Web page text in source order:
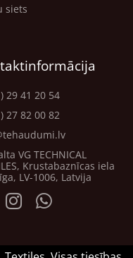
siets
29 41 20 54
27 82 00 82
VG TECHNICAL
Krustabaznīcas iela
LV-1006, Latvija